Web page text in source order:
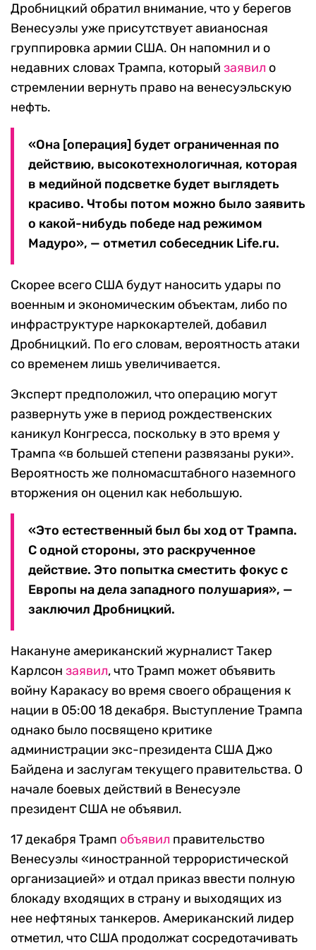
Дробницкий обратил внимание, что у берегов
Венесуэлы уже присутствует авианосная
группировка армии США. Он напомнил и о
недавних словах Трампа, который заявил о
стремлении вернуть право на венесуэльскую
нефть.
«Она [операция] будет ограниченная по
действию, высокотехнологичная, которая
в медийной подсветке будет выглядеть
красиво. Чтобы потом можно было заявить
о какой-нибудь победе над режимом
Мадуро», — отметил собеседник Life.ru.
Скорее всего США будут наносить удары по
военным и экономическим объектам, либо по
инфраструктуре наркокартелей, добавил
Дробницкий. По его словам, вероятность атаки
со временем лишь увеличивается.
Эксперт предположил, что операцию могут
развернуть уже в период рождественских
каникул Конгресса, поскольку в это время у
Трампа «в большей степени развязаны руки».
Вероятность же полномасштабного наземного
вторжения он оценил как небольшую.
«Это естественный был бы ход от Трампа.
С одной стороны, это раскрученное
действие. Это попытка сместить фокус с
Европы на дела западного полушария», —
заключил Дробницкий.
Накануне американский журналист Такер
Карлсон заявил, что Трамп может объявить
войну Каракасу во время своего обращения к
нации в 05:00 18 декабря. Выступление Трампа
однако было посвящено критике
администрации экс-президента США Джо
Байдена и заслугам текущего правительства. О
начале боевых действий в Венесуэле
президент США не объявил.
17 декабря Трамп объявил правительство
Венесуэлы «иностранной террористической
организацией» и отдал приказ ввести полную
блокаду входящих в страну и выходящих из
нее нефтяных танкеров. Американский лидер
отметил, что США продолжат сосредотачивать